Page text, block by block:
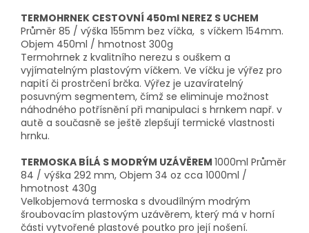
TERMOHRNEK CESTOVNÍ 450ml NEREZ S UCHEM
Průměr 85 / výška 155mm bez víčka, s víčkem 154mm.
Objem 450ml / hmotnost 300g
Termohrnek z kvalitního nerezu s ouškem a
vyjímatelným plastovým víčkem. Ve víčku je výřez pro
napití či prostrčení brčka. Výřez je uzavíratelný
posuvným segmentem, čímž se eliminuje možnost
náhodného potřísnění při manipulaci s hrnkem např. v
autě a současně se ještě zlepšují termické vlastnosti
hrnku.
TERMOSKA BÍLÁ S MODRÝM UZÁVĚREM 1000ml Průměr
84 / výška 292 mm, Objem 34 oz cca 1000ml /
hmotnost 430g
Velkobjemová termoska s dvoudílným modrým
šroubovacím plastovým uzávěrem, který má v horní
části vytvořené plastové poutko pro její nošení.